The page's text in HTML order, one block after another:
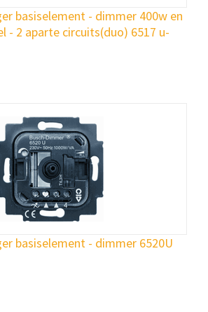
basiselement - dimmer 400w en
- 2 aparte circuits(duo) 6517 u-
basiselement - dimmer 6520U